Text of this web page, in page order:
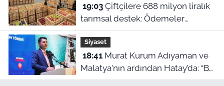
19:03Çiftçilere 688 milyon liralık
tarımsal destek: Ödemeler
hesaplara yatıyor
Siyaset
18:41Murat Kurum Adıyaman ve
Malatya'nın ardından Hatay’da: “Bu
işler ahbap çavuş ilişkisiyle